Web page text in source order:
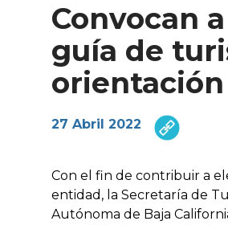
Convocan
guía de
27 Abril 2022
Con el fin de contribuir a
entidad, la Secretaría de
Autónoma de Baja